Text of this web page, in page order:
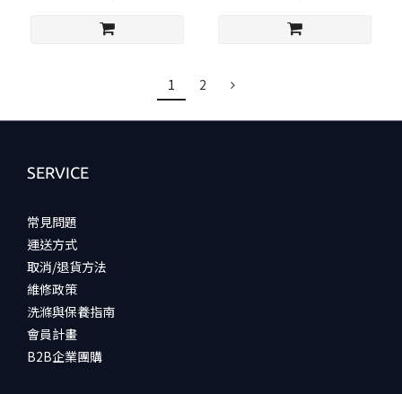
1 2
SERVICE
常見問題
運送方式
取消/退貨方法
維修政策
洗滌與保養指南
會員計畫
B2B企業團購